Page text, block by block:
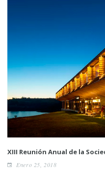
XIII Reunión Anual de la
Enero 25, 2018